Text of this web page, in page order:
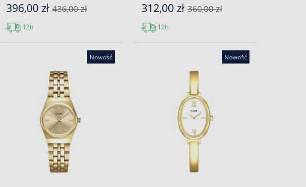
396,00 zł436,00 zł
12h
312,00 zł360,00 zł
12h
Nowość Nowość